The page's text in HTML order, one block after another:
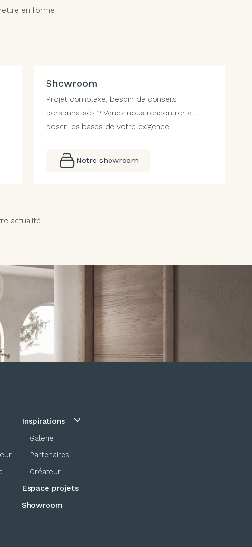
en forme
Showroom
Projet complexe, besoin de conseils
personnalisés ? Venez nous rencontrer et
poser les bases de votre exigence.
Notre showroom
actualité
Inspirations
Galerie
Partenaires
Créateur
Espace projets
Showroom